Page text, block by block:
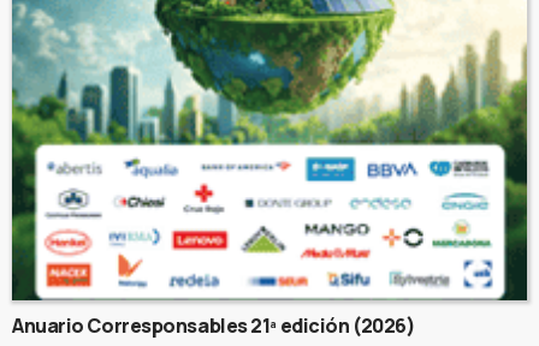
Anuario Corresponsables 21ª edición (2026)